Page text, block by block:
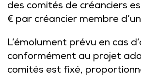
des comités de créanciers
€ par créancier membre
L’émolument prévu en cas
conformément au projet
comités est fixé,